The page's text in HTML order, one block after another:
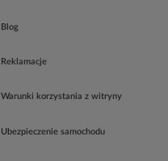
Blog
Reklamacje
Warunki korzystania z witryny
Ubezpieczenie samochodu